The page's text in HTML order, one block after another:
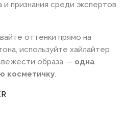
признания среди экспертов
оттенки прямо на
используйте хайлайтер
образа — одна
косметичку.